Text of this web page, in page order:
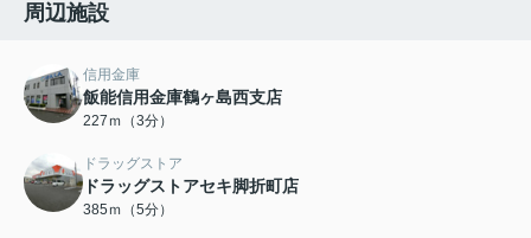
周辺施設
信用金庫
飯能信用金庫鶴ヶ島西支店
227ｍ（3分）
ドラッグストア
ドラッグストアセキ脚折町店
385ｍ（5分）